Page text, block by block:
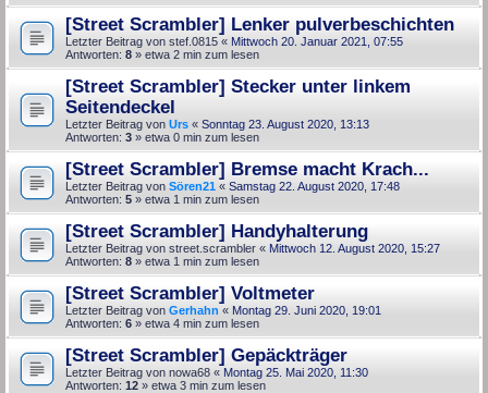
[Street Scrambler] Lenker pulverbeschichten
Letzter Beitrag von stef.0815 « Mittwoch 20. Januar 2021, 07:55
Antworten: 8 » etwa 2 min zum lesen
[Street Scrambler] Stecker unter linkem
Seitendeckel
Letzter Beitrag von Urs « Sonntag 23. August 2020, 13:13
Antworten: 3 » etwa 0 min zum lesen
[Street Scrambler] Bremse macht Krach...
Letzter Beitrag von Sören21 « Samstag 22. August 2020, 17:48
Antworten: 5 » etwa 1 min zum lesen
[Street Scrambler] Handyhalterung
Letzter Beitrag von street.scrambler « Mittwoch 12. August 2020, 15:27
Antworten: 8 » etwa 1 min zum lesen
[Street Scrambler] Voltmeter
Letzter Beitrag von Gerhahn « Montag 29. Juni 2020, 19:01
Antworten: 6 » etwa 4 min zum lesen
[Street Scrambler] Gepäckträger
Letzter Beitrag von nowa68 « Montag 25. Mai 2020, 11:30
Antworten: 12 » etwa 3 min zum lesen